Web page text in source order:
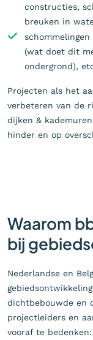
constructies,
breuken in
(wat doet dit
ondergrond),
Projecten als het
verbeteren van de
dijken &
hinder en op
Waarom
bij
Nederlandse en
dichtbebouwde en
projectleiders en
vooraf te bedenken: